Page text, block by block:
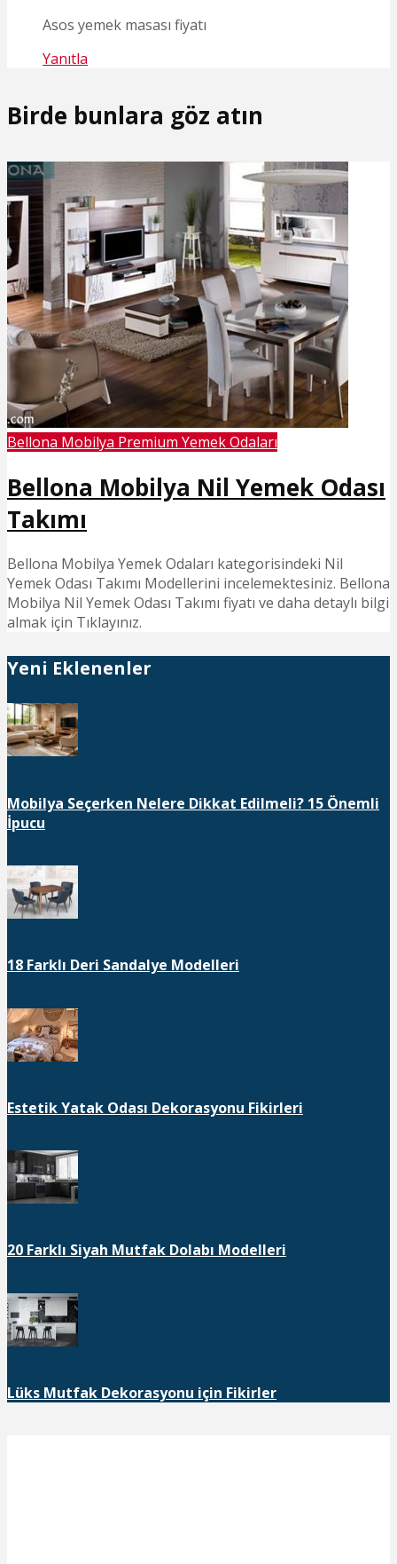
Asos yemek masası fiyatı
Yanıtla
Birde bunlara göz atın
Bellona Mobilya Premium Yemek Odaları
Bellona Mobilya Nil Yemek Odası
Takımı
Bellona Mobilya Yemek Odaları kategorisindeki Nil
Yemek Odası Takımı Modellerini incelemektesiniz. Bellona
Mobilya Nil Yemek Odası Takımı fiyatı ve daha detaylı bilgi
almak için Tıklayınız.
Yeni Eklenenler
Mobilya Seçerken Nelere Dikkat Edilmeli? 15 Önemli
İpucu
18 Farklı Deri Sandalye Modelleri
Estetik Yatak Odası Dekorasyonu Fikirleri
20 Farklı Siyah Mutfak Dolabı Modelleri
Lüks Mutfak Dekorasyonu için Fikirler